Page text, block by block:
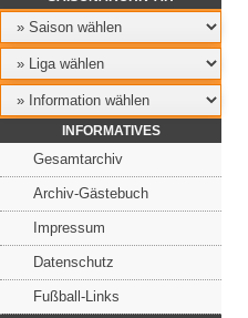
INFORMATIVES
Gesamtarchiv
Archiv-Gästebuch
Impressum
Datenschutz
Fußball-Links